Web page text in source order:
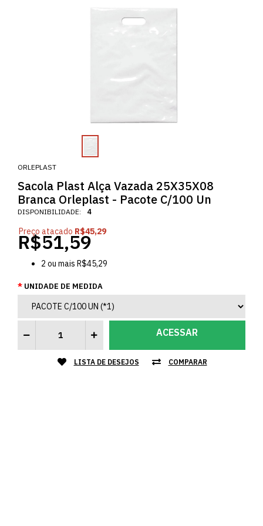
ORLEPLAST
Sacola Plast Alça Vazada 25X35X08
Branca Orleplast - Pacote C/100 Un
DISPONIBILIDADE: 4
Preço atacado R$45,29
R$51,59
2 ou mais R$45,29
UNIDADE DE MEDIDA
ACESSAR
LISTA DE DESEJOS COMPARAR